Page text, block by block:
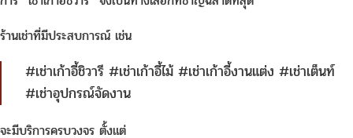
ร้านเช่าที่มีประสบการณ์ เช่น
#เช่าเก้าอี้ชิวารี #เช่าเก้าอี้ไม้ #เช่าเก้าอี้งานแต่ง #เช่าเต็นท์
#เช่าอุปกรณ์จัดงาน
จะมีบริการครบวงจร ตั้งแต่